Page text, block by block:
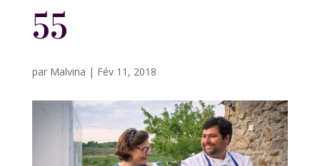
55
par Malvina | Fév 11, 2018